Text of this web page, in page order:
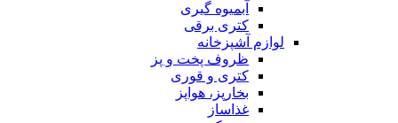
آبمیوه گیری
کتری برقی
لوازم آشپزخانه
ظروف پخت و پز
کتری و قوری
بخارپز، هواپز
غذاساز